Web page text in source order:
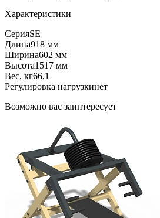
Характеристики
СерияSE
Длина918 мм
Ширина602 мм
Высота1517 мм
Вес, кг66,1
Регулировка нагрузкинет
Возможно вас заинтересует